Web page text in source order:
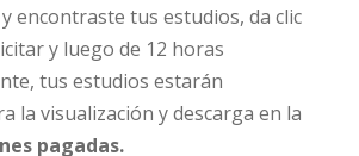
y encontraste tus estudios, da clic
y luego de 12 horas
tus estudios estarán
la visualización y descarga en la
pagadas.